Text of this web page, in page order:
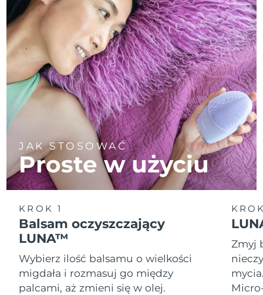
JAK STOSOWAĆ
Proste w użyciu
KROK 1
Balsam oczyszczający
LUNA™
Wybierz ilość balsamu o wielkości
migdała i rozmasuj go między
palcami, aż zmieni się w olej.
Zmyj